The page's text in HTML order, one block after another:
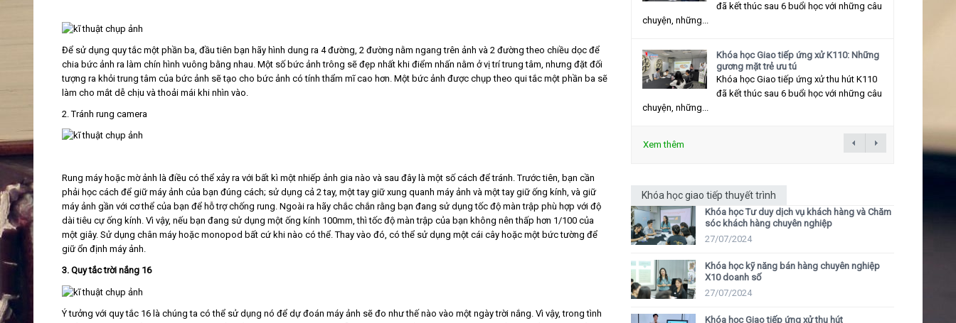
Để sử dụng quy tắc một phần ba, đầu tiên bạn hãy hình dung ra 4 đường, 2 đường nằm ngang trên ảnh và 2 đường theo chiều dọc để
chia bức ảnh ra làm chín hình vuông bằng nhau. Một số bức ảnh trông sẽ đẹp nhất khi điểm nhấn nằm ở vị trí trung tâm, nhưng đặt đối
tượng ra khỏi trung tâm của bức ảnh sẽ tạo cho bức ảnh có tính thẩm mĩ cao hơn. Một bức ảnh được chụp theo qui tắc một phần ba sẽ
làm cho mắt dễ chịu và thoải mái khi nhìn vào.
2. Tránh rung camera
Rung máy hoặc mờ ảnh là điều có thể xảy ra với bất kì một nhiếp ảnh gia nào và sau đây là một số cách để tránh. Trước tiên, bạn cần
phải học cách để giữ máy ảnh của bạn đúng cách; sử dụng cả 2 tay, một tay giữ xung quanh máy ảnh và một tay giữ ống kính, và giữ
máy ảnh gần với cơ thể của bạn để hỗ trợ chống rung. Ngoài ra hãy chắc chắn rằng bạn đang sử dụng tốc độ màn trập phù hợp với độ
dài tiêu cự ống kính. Vì vậy, nếu bạn đang sử dụng một ống kính 100mm, thì tốc độ màn trập của bạn không nên thấp hơn 1/100 của
một giây. Sử dụng chân máy hoặc monopod bất cứ khi nào có thể. Thay vào đó, có thể sử dụng một cái cây hoặc một bức tường để
giữ ổn định máy ảnh.
3. Quy tắc trời nắng 16
Ý tưởng với quy tắc 16 là chúng ta có thể sử dụng nó để dự đoán máy ảnh sẽ đo như thế nào vào một ngày trời nắng. Vì vậy, trong tình
đã kết thúc sau 6 buổi học với những câu
chuyện, những...
Khóa học Giao tiếp ứng xử K110: Những
gương mặt trẻ ưu tú
Khóa học Giao tiếp ứng xử thu hút K110
đã kết thúc sau 6 buổi học với những câu
chuyện, những...
Xem thêm
Khóa học giao tiếp thuyết trình
Khóa học Tư duy dịch vụ khách hàng và Chăm
sóc khách hàng chuyên nghiệp
27/07/2024
Khóa học kỹ năng bán hàng chuyên nghiệp
X10 doanh số
27/07/2024
Khóa học Giao tiếp ứng xử thu hút